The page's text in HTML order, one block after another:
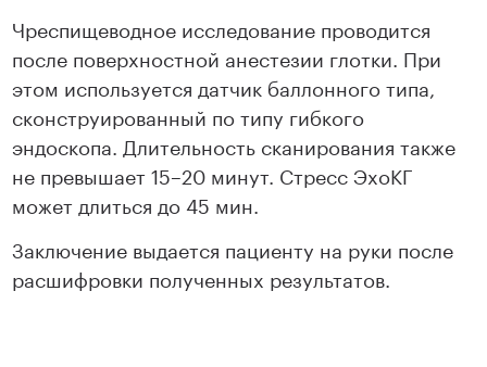
Чреспищеводное исследование проводится
после поверхностной анестезии глотки. При
этом используется датчик баллонного типа,
сконструированный по типу гибкого
эндоскопа. Длительность сканирования также
не превышает 15–20 минут. Стресс ЭхоКГ
может длиться до 45 мин.
Заключение выдается пациенту на руки после
расшифровки полученных результатов.